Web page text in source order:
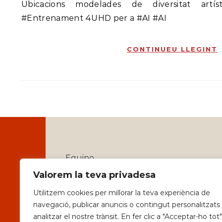
Valorem la teva privadesa
Utilitzem cookies per millorar la teva experiència de
navegació, publicar anuncis o contingut personalitzats
analitzar el nostre trànsit. En fer clic a "Acceptar-ho
Ubicacions modelades de diversitat
#Entrenament 4UHD per a #AI #AI
CONTINUEU LLEGINT
Equipo
Identitat
Serveis